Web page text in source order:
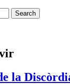
la